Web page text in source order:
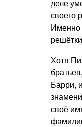
деле
своего
Именно
Хотя
Барри,
своё